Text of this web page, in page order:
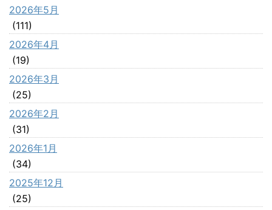
2026年5月
(111)
2026年4月
(19)
2026年3月
(25)
2026年2月
(31)
2026年1月
(34)
2025年12月
(25)